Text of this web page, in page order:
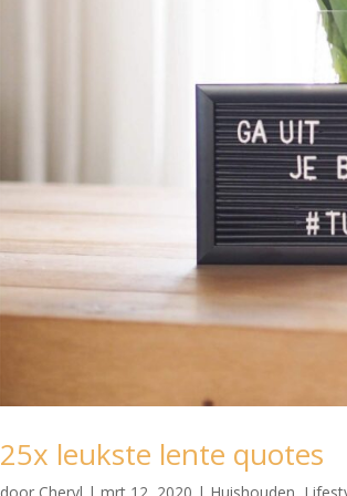
25x leukste lente quotes